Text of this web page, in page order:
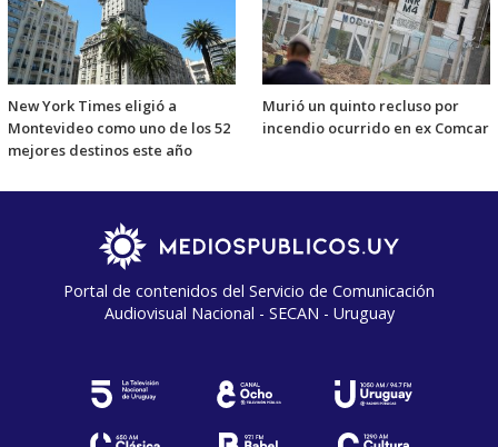
New York Times eligió a
Montevideo como uno de los 52
mejores destinos este año
Murió un quinto recluso por
incendio ocurrido en ex Comcar
Portal de contenidos del Servicio de Comunicación
Audiovisual Nacional - SECAN - Uruguay